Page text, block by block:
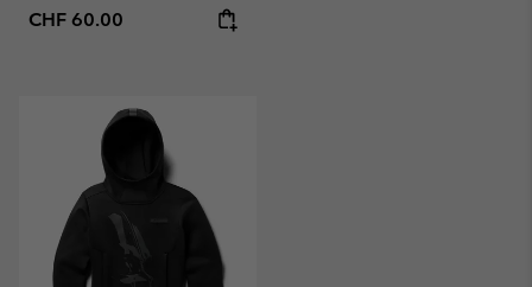
Regular price:
CHF 60.00